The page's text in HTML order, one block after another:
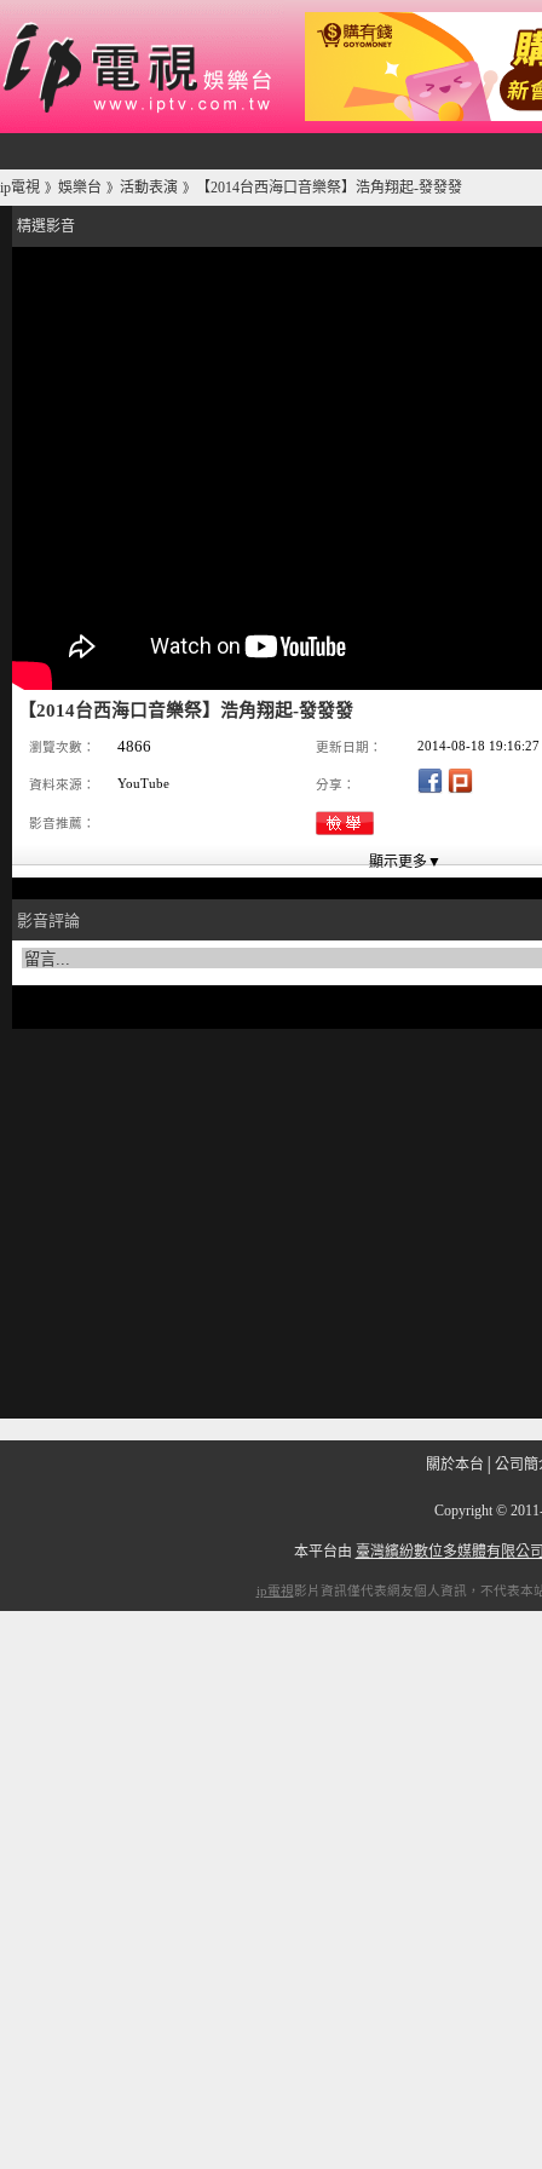
ip電視 》 娛樂台 》 活動表演 》 【2014台西海口音樂祭】浩角翔起-發發發
精選影音
【2014台西海口音樂祭】浩角翔起-發發發
瀏覽次數： 4866 更新日期： 2014-08-18 19:16:27
資料來源： YouTube 分享：
影音推薦：
影音評論
關於本台 公司簡
Copyright ©
本平台由 臺灣繽紛數位多媒體有限公
ip電視影片資訊僅代表網友個人資訊，不代表本